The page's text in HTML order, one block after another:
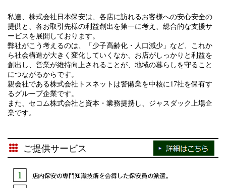
2025/06/16
2025年度 第3回 前期 現任教育 を実施しました。
（続きを読む）
2025/05/20
2025年度 第2回 前期 現任教育 を実施しました。
（続きを読む）
2025/04/18
2025年度 第1回 前期 現任教育 を実施しました。
（続きを読む）
最大25台の防犯カメラ映像を１台のＡＩサーバーが動作検知
し、万引実行者は顔認証へ登録され再犯も確認されます。本シ
ステム設置店舗では見つかる・捕まることから万引はできませ
ん。
事後対応：現行犯逮捕から事前対応：万引ができない店舗・
『ＡＩ保安警備』実施店舗へ売上と利益創出へ向けた新たな取
組みをご提案し、全国の保安警備企業と更に協力体制を強化し
ます。
社長の独り言
第22期を迎えた我が社を振り返ると、2005年4月にトスネット
付、7月より私服警備の配置を開始しました。
私達、株式会社日本保安は、各店に訪れるお客様への安心安全の
提供と、各お取引先様の利益創出を第一に考え、総合的な支援サ
ービスを展開しております。
弊社がこう考えるのは、「少子高齢化・人口減少」など、これか
ら社会構造が大きく変化していくなか、お店がしっかりと利益を
創出し、営業が維持向上されることが、地域の暮らしを守ること
につながるからです。
親会社である株式会社トスネットは警備業を中核に17社を保有す
るグループ企業です。
また、セコム株式会社と資本・業務提携し、ジャスダック上場企
業です。
ご提供サービス